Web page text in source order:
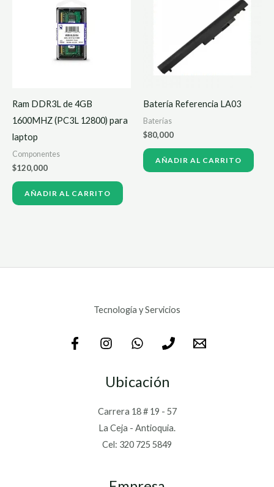
Ram DDR3L de 4GB
1600MHZ (PC3L 12800) para
laptop
Componentes
$120,000
AÑADIR AL CARRITO
Batería Referencia LA03
Baterías
$80,000
AÑADIR AL CARRITO
Tecnología y Servicios
Ubicación
Carrera 18 # 19 - 57
La Ceja - Antioquia.
Cel: 320 725 5849